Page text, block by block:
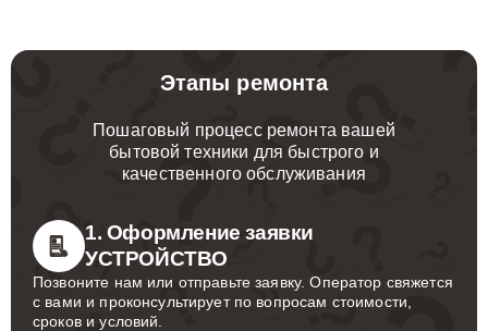
Этапы ремонта
Пошаговый процесс ремонта вашей
бытовой техники для быстрого и
качественного обслуживания
1. Оформление заявки
УСТРОЙСТВО
Позвоните нам или отправьте заявку. Оператор свяжется
с вами и проконсультирует по вопросам стоимости,
сроков и условий.